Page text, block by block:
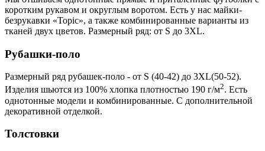
коротким рукавом и округлым воротом. Есть у нас майки-
безрукавки «Topic», а также комбинированные варианты из
тканей двух цветов. Размерный ряд: от S до 3XL.
Рубашки-поло
Размерный ряд рубашек-поло - от S (40-42) до 3XL(50-52).
Изделия шьются из 100% хлопка плотностью 190 г/м2. Есть
однотонные модели и комбинированные. С дополнительной
декоративной отделкой.
Толстовки